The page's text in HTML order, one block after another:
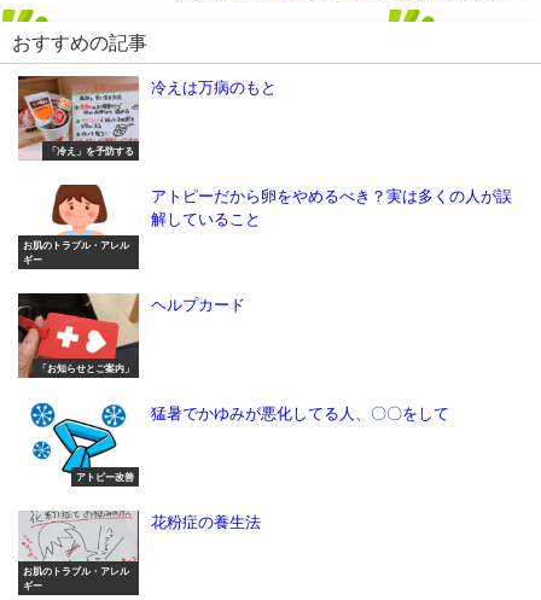
おすすめの記事
「冷え」を予防する
冷えは万病のもと
お肌のトラブル・アレル
ギー
アトピーだから卵をやめるべき？実は多くの人が誤
解していること
「お知らせとご案内」
ヘルプカード
アトピー改善
猛暑でかゆみが悪化してる人、〇〇をして
お肌のトラブル・アレル
ギー
花粉症の養生法